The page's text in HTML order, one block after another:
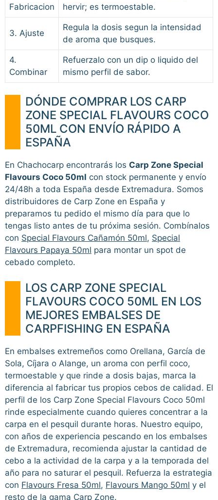
Fabricacion
hervir; es termoestable.
3. Ajuste
Regula la dosis segun la intensidad
de aroma que busques.
4.
Combinar
Refuerzalo con un dip o liquido del
mismo perfil de sabor.
DÓNDE COMPRAR LOS CARP
ZONE SPECIAL FLAVOURS COCO
50ML CON ENVÍO RÁPIDO A
ESPAÑA
En Chachocarp encontrarás los Carp Zone Special
Flavours Coco 50ml con stock permanente y envío
24/48h a toda España desde Extremadura. Somos
distribuidores de Carp Zone en España y
preparamos tu pedido el mismo día para que lo
tengas listo antes de tu próxima sesión. Combínalos
con Special Flavours Cañamón 50ml, Special
Flavours Papaya 50ml para montar un spot de
cebado completo.
LOS CARP ZONE SPECIAL
FLAVOURS COCO 50ML EN LOS
MEJORES EMBALSES DE
CARPFISHING EN ESPAÑA
En embalses extremeños como Orellana, García de
Sola, Cíjara o Alange, un aroma con perfil coco,
termoestable y que rinde a dosis bajas, marca la
diferencia al fabricar tus propios cebos de calidad. El
perfil de los Carp Zone Special Flavours Coco 50ml
rinde especialmente cuando quieres concentrar a la
carpa en el pesquil durante horas. Nuestro equipo,
con años de experiencia pescando en los embalses
de Extremadura, recomienda ajustar la cantidad de
cebo a la actividad de la carpa y a la temporada del
año para no saturar el pesquil. Refuerza la estrategia
con Flavours Fresa 50ml, Flavours Mango 50ml y el
resto de la gama Carp Zone.